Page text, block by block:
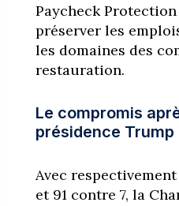
Paycheck
préserver les
les domaines des
restauration.
Le compromis
présidence Trump
Avec
et 91 contre 7, la